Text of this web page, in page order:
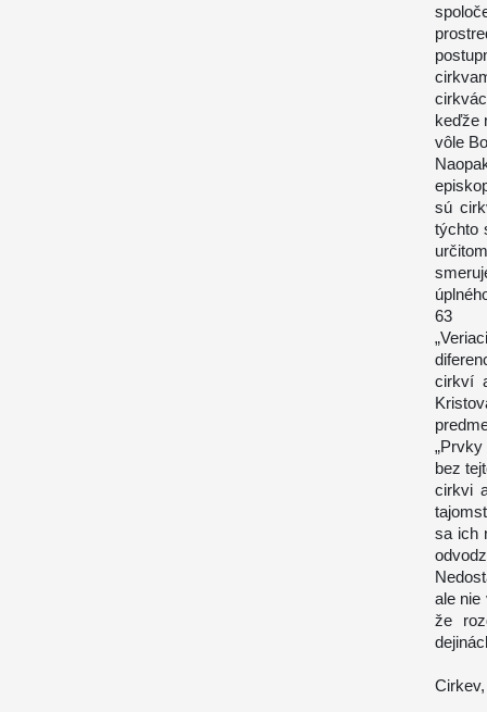
keďže
vôle
sú
týchto
63
cirkví
bez
cirkvi
sa ich
ale nie
že